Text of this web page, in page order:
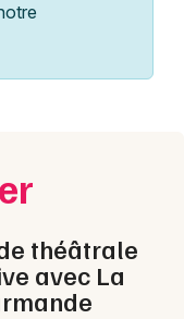
théâtrale
avec La